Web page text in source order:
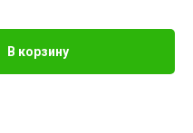
В корзину